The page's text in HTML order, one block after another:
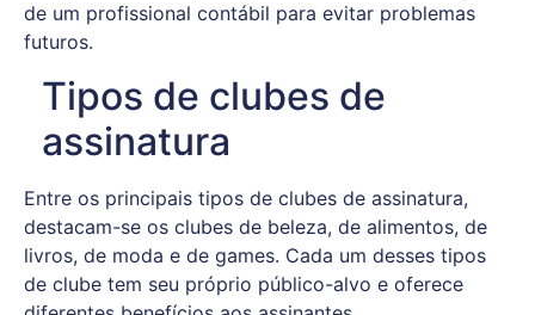
de um profissional contábil para evitar problemas
futuros.
Tipos de clubes de
assinatura
Entre os principais tipos de clubes de assinatura,
destacam-se os clubes de beleza, de alimentos, de
livros, de moda e de games. Cada um desses tipos
de clube tem seu próprio público-alvo e oferece